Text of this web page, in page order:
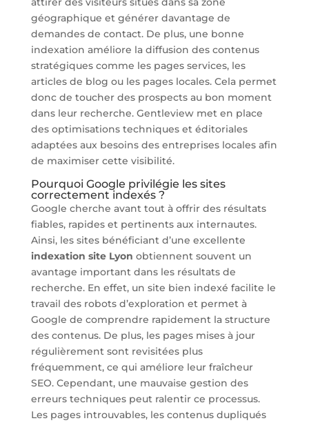
géographique et générer davantage de
demandes de contact. De plus, une bonne
indexation améliore la diffusion des contenus
stratégiques comme les pages services, les
articles de blog ou les pages locales. Cela permet
donc de toucher des prospects au bon moment
dans leur recherche. Gentleview met en place
des optimisations techniques et éditoriales
adaptées aux besoins des entreprises locales afin
de maximiser cette visibilité.
Pourquoi Google privilégie les sites
correctement indexés ?
Google cherche avant tout à offrir des résultats
fiables, rapides et pertinents aux internautes.
Ainsi, les sites bénéficiant d’une excellente
indexation site Lyon obtiennent souvent un
avantage important dans les résultats de
recherche. En effet, un site bien indexé facilite le
travail des robots d’exploration et permet à
Google de comprendre rapidement la structure
des contenus. De plus, les pages mises à jour
régulièrement sont revisitées plus
fréquemment, ce qui améliore leur fraîcheur
SEO. Cependant, une mauvaise gestion des
erreurs techniques peut ralentir ce processus.
Les pages introuvables, les contenus dupliqués